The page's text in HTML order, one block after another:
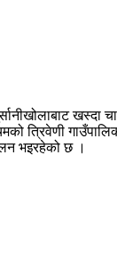
खस्दा
त्रिवेणी
भइरहेको छ ।